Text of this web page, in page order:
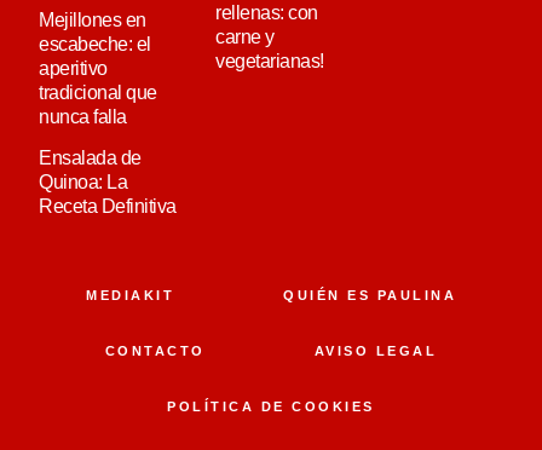
Mejillones en
escabeche: el
aperitivo
tradicional que
nunca falla
Ensalada de
Quinoa: La
Receta Definitiva
rellenas: con
carne y
vegetarianas!
MEDIAKIT QUIÉN ES PAULINA
CONTACTO AVISO LEGAL
POLÍTICA DE COOKIES